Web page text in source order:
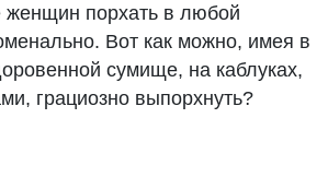
порхать в любой
Вот как можно, имея в
сумище, на каблуках,
грациозно выпорхнуть?